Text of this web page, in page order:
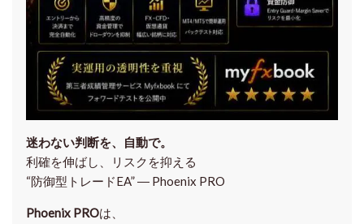
迷わない判断を、自動で。
利確を伸ばし、リスクを抑える
“防御型トレードEA” ― Phoenix PRO
Phoenix PROは、